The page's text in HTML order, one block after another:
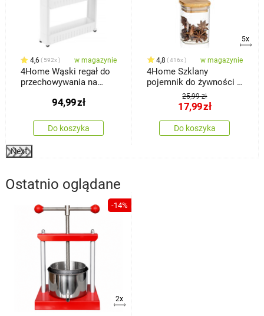
4,6 592x w magazynie
4Home Wąski regał do
przechowywania na
94,99zł
Do koszyka
5x
4,8 416x w magazynie
4Home Szklany
pojemnik do żywności z
wiekiem Bamboo, 170
25,99 zł
17,99zł
Do koszyka
Next
Ostatnio oglądane
-14%
2x